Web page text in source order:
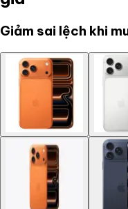
Giảm sai lệch khi